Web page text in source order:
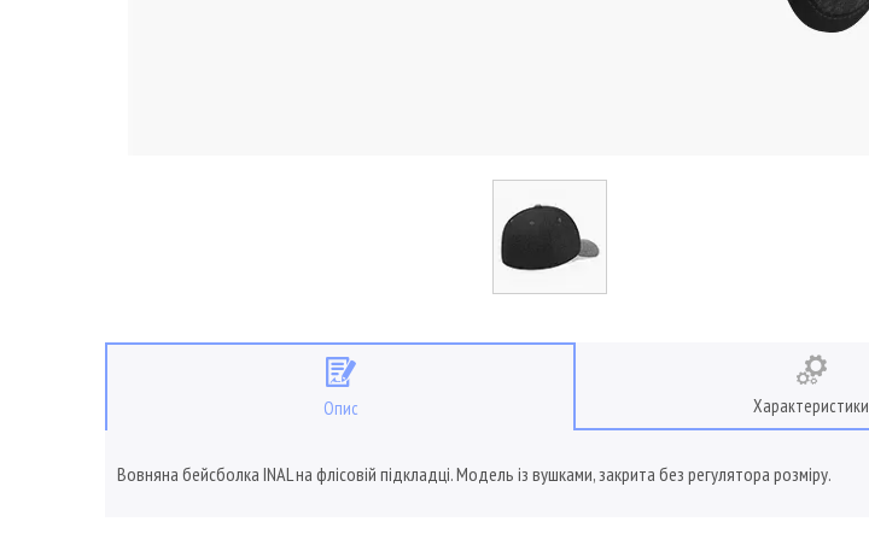
Опис Характеристики
Вовняна бейсболка INAL на флісовій підкладці. Модель із вушками, закрита без регулятора розміру.